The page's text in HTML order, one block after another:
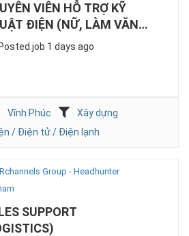
VIÊN HỖ TRỢ KỸ
ĐIỆN (NỮ, LÀM VĂN
Posted job 1 days ago
Vĩnh Phúc
Xây dựng
/ Điện tử / Điện lạnh
Group - Headhunter
SUPPORT